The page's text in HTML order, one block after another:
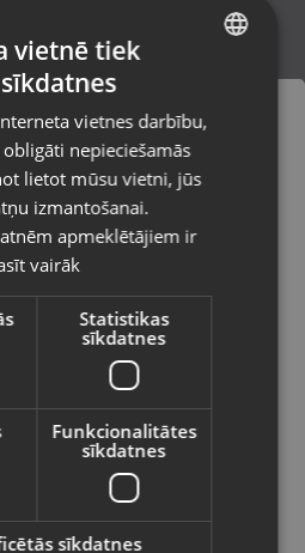
24 mēneši)
piegādāti uz
attēlots izvēlētajā
RUSSIAN
vietnē tiek
vietnes darbību,
nepieciešamās
lietot mūsu vietni, jūs
izmantošanai.
apmeklētājiem ir
vairāk
Statistikas
sīkdatnes
Funkcionalitātes
sīkdatnes
sīkdatnes